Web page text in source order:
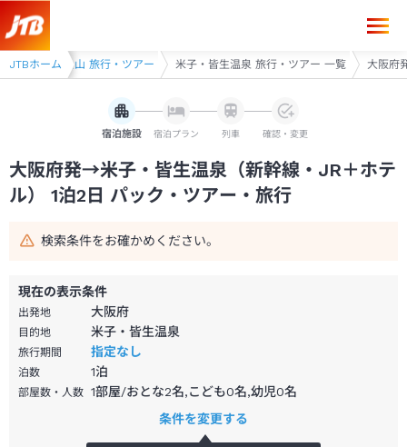
JTBホーム
生・境港・大山 旅行・ツアー 米子・皆生温泉 旅行・ツアー 一覧 大阪府
宿泊施設 宿泊プラン 列車 確認・変更
大阪府発→米子・皆生温泉（新幹線・JR＋ホテ
ル） 1泊2日 パック・ツアー・旅行
検索条件をお確かめください。
現在の表示条件
出発地 大阪府
目的地 米子・皆生温泉
旅行期間 指定なし
泊数 1泊
部屋数・人数 1部屋/おとな2名,こども0名,幼児0名
条件を変更する